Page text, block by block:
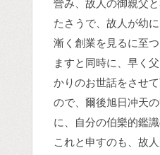
營み、故人の御親父
たさうで、故人が幼
漸く創業を見るに至
ますと同時に、早く
かりのお世話をさせ
ので、爾後旭日冲天
に、自分の伯樂的鑑
これと申すのも、故